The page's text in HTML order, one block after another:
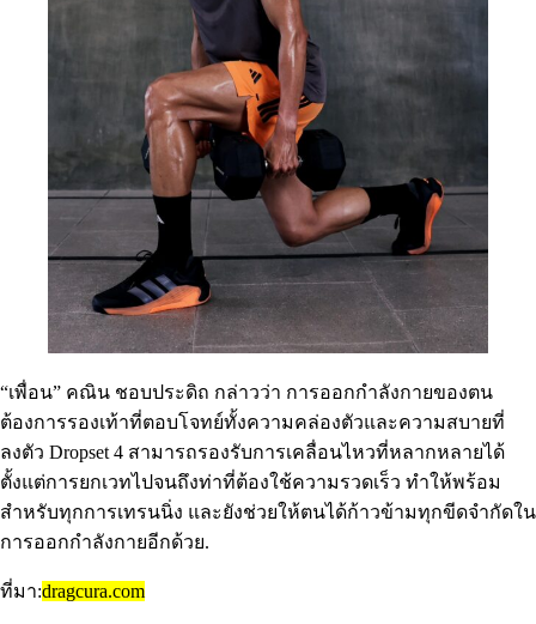
“เพื่อน” คณิน ชอบประดิถ กล่าวว่า การออกกำลังกายของตน
ต้องการรองเท้าที่ตอบโจทย์ทั้งความคล่องตัวและความสบายที่
ลงตัว Dropset 4 สามารถรองรับการเคลื่อนไหวที่หลากหลายได้
ตั้งแต่การยกเวทไปจนถึงท่าที่ต้องใช้ความรวดเร็ว ทำให้พร้อม
สำหรับทุกการเทรนนิ่ง และยังช่วยให้ตนได้ก้าวข้ามทุกขีดจำกัดใน
การออกกำลังกายอีกด้วย.
ที่มา:dragcura.com